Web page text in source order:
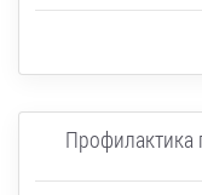
Профилактика